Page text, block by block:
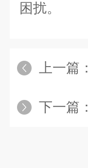
困扰。
上一篇：
下一篇：